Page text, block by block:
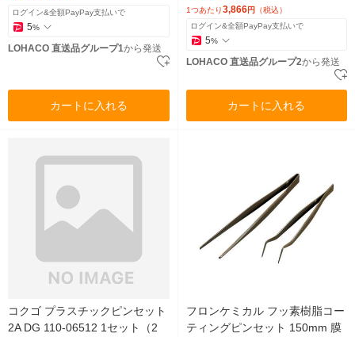
ログイン&全額PayPay支払いで
5%
LOHACO 直送品グループ1から発送
カートに入れる
1つあたり3,866円 （税込）
ログイン&全額PayPay支払いで
5%
LOHACO 直送品グループ2から発送
カートに入れる
コクゴ プラスチックピンセット
2A DG 110-06512 1セット（2
フロンケミカル フッ素樹脂コー
ティングピンセット 150mm 膜